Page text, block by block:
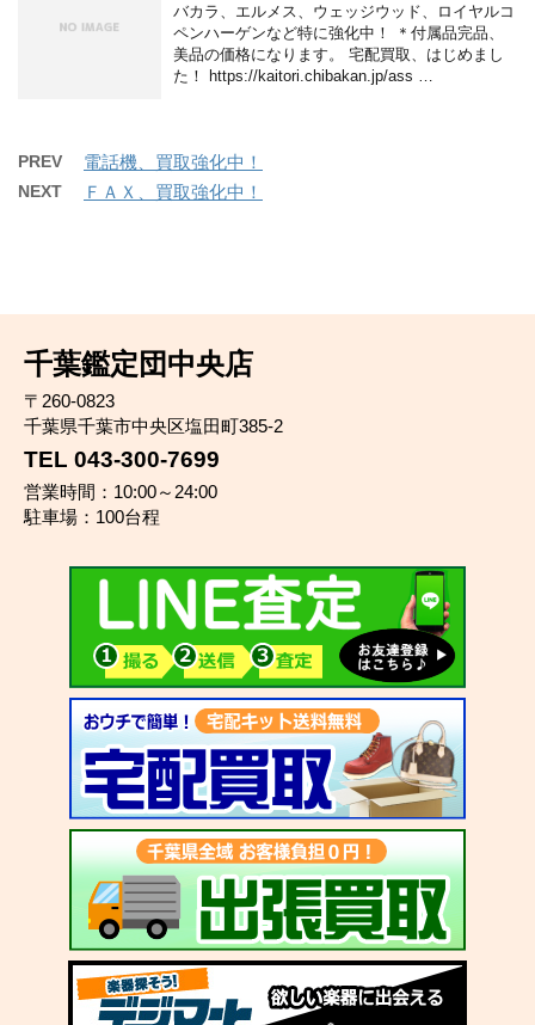
バカラ、エルメス、ウェッジウッド、ロイヤルコ
ペンハーゲンなど特に強化中！ ＊付属品完品、
美品の価格になります。 宅配買取、はじめまし
た！ https://kaitori.chibakan.jp/ass …
PREV 電話機、買取強化中！
NEXT ＦＡＸ、買取強化中！
千葉鑑定団中央店
〒260-0823
千葉県千葉市中央区塩田町385-2
TEL 043-300-7699
営業時間：10:00～24:00
駐車場：100台程